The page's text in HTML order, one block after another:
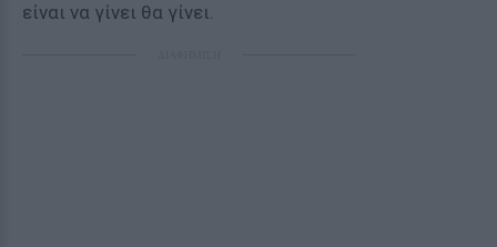
είναι να γίνει θα γίνει.